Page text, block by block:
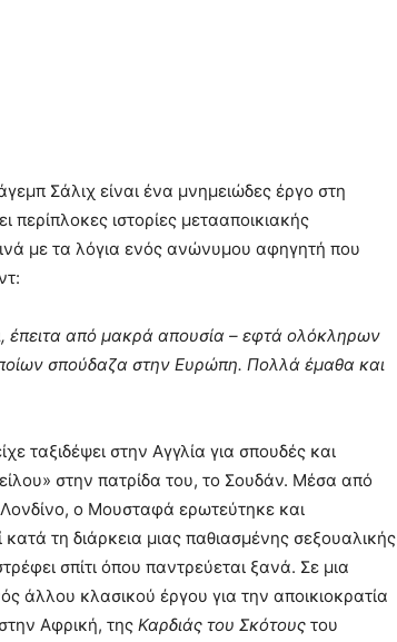
ΤΟ
ΒΙΒΛΙΟ
ΚΑΙ
Σάλιχ είναι ένα μνημειώδες έργο στη
περίπλοκες ιστορίες μετααποικιακής
με τα λόγια ενός ανώνυμου αφηγητή που
έπειτα από μακρά απουσία – εφτά ολόκληρων
σπούδαζα στην Ευρώπη. Πολλά έμαθα και
ταξιδέψει στην Αγγλία για σπουδές και
στην πατρίδα του, το Σουδάν. Μέσα από
ο Μουσταφά ερωτεύτηκε και
τη διάρκεια μιας παθιασμένης σεξουαλικής
σπίτι όπου παντρεύεται ξανά. Σε μια
άλλου κλασικού έργου για την αποικιοκρατία
Αφρική, της Καρδιάς του Σκότους του